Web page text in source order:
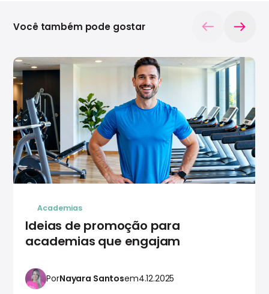
Academias
Ideias de promoção para
academias que engajam
PorNayara Santosem4.12.2025
Você também pode gostar